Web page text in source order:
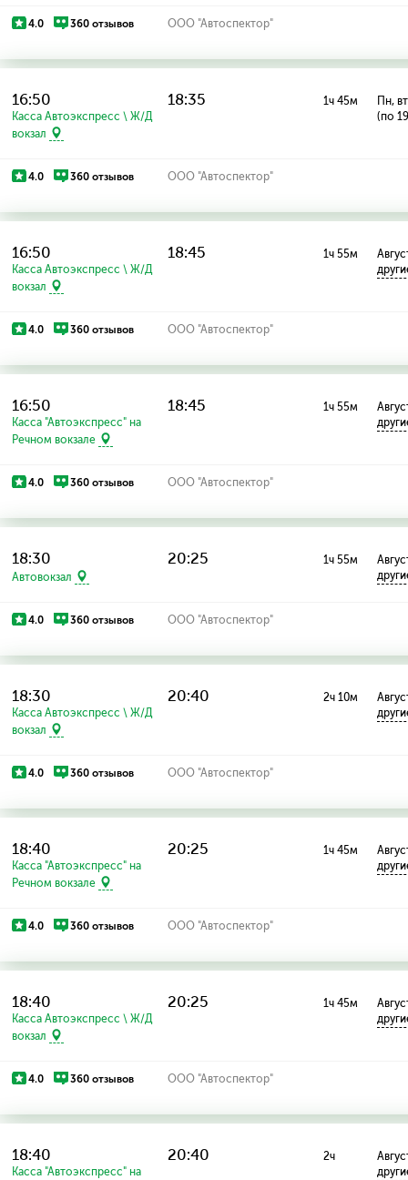
4.0 360 отзывов ООО "Автоспектор"
16:50
Касса Автоэкспресс \ Ж/Д
вокзал
18:35 1ч 45м
Пн,
(по
4.0 360 отзывов ООО "Автоспектор"
16:50
Касса Автоэкспресс \ Ж/Д
вокзал
18:45 1ч 55м
4.0 360 отзывов ООО "Автоспектор"
16:50
Касса "Автоэкспресс" на
Речном вокзале
18:45 1ч 55м
4.0 360 отзывов ООО "Автоспектор"
18:30
Автовокзал
20:25 1ч 55м
4.0 360 отзывов ООО "Автоспектор"
18:30
Касса Автоэкспресс \ Ж/Д
вокзал
20:40 2ч 10м
4.0 360 отзывов ООО "Автоспектор"
18:40
Касса "Автоэкспресс" на
Речном вокзале
20:25 1ч 45м
4.0 360 отзывов ООО "Автоспектор"
18:40
Касса Автоэкспресс \ Ж/Д
вокзал
20:25 1ч 45м
4.0 360 отзывов ООО "Автоспектор"
18:40
Касса "Автоэкспресс" на
20:40 2ч